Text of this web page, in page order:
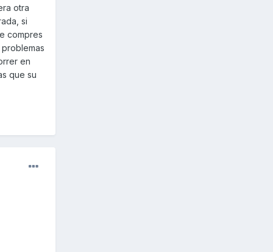
otra
si
compres
en
que su